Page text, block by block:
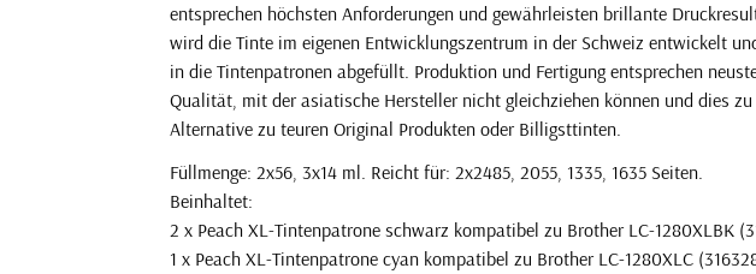
entsprechen höchsten Anforderungen und gewährleisten brillante
wird die Tinte im eigenen Entwicklungszentrum in der Schweiz entwickelt
in die Tintenpatronen abgefüllt. Produktion und Fertigung entsprechen
Qualität, mit der asiatische Hersteller nicht gleichziehen können und dies
Alternative zu teuren Original Produkten oder Billigsttinten.
Füllmenge: 2x56, 3x14 ml. Reicht für: 2x2485, 2055, 1335, 1635 Seiten.
Beinhaltet:
2 x Peach XL-Tintenpatrone schwarz kompatibel zu Brother LC-1280XLBK
1 x Peach XL-Tintenpatrone cyan kompatibel zu Brother LC-1280XLC